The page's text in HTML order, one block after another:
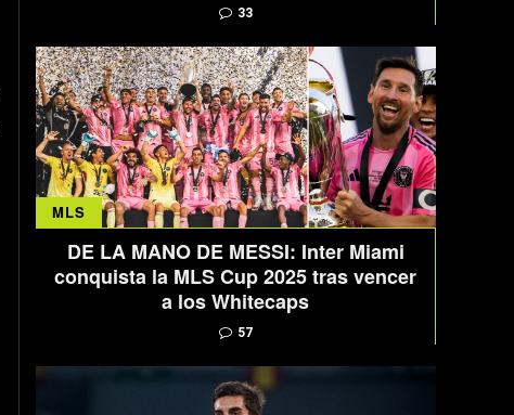
33
MLS
DE LA MANO DE MESSI: Inter Miami
conquista la MLS Cup 2025 tras vencer
a los Whitecaps
57